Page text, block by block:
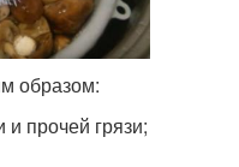
образом:
прочей грязи;